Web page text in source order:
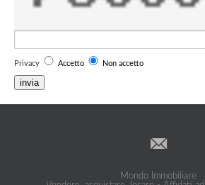
Privacy Accetto Non accetto
invia
Mondo Immobiliare